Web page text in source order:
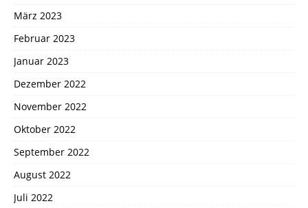
März 2023
Februar 2023
Januar 2023
Dezember 2022
November 2022
Oktober 2022
September 2022
August 2022
Juli 2022